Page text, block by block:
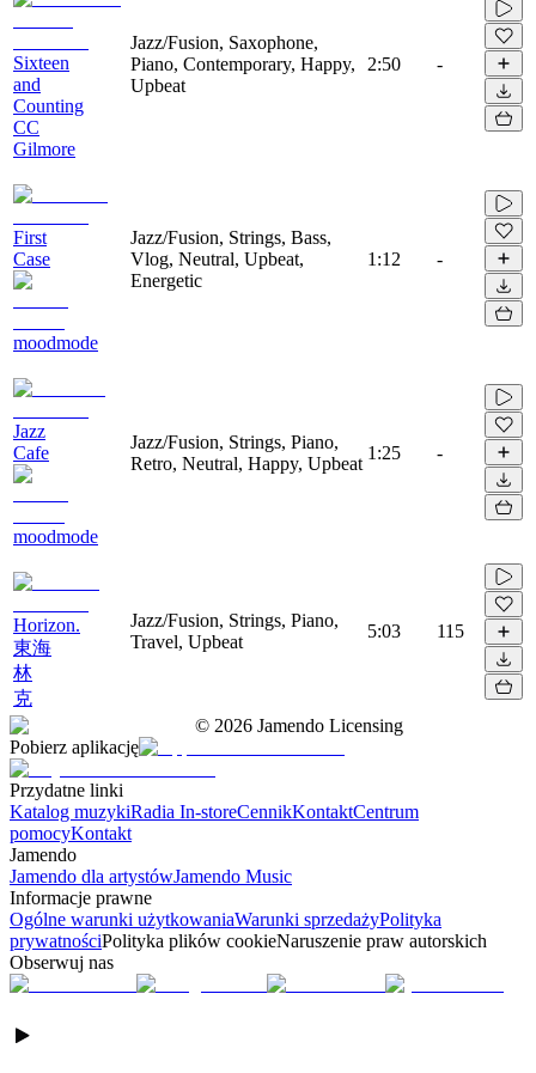
Sixteen
and
Counting
CC
Gilmore
Jazz/Fusion, Saxophone,
Piano, Contemporary, Happy,
Upbeat
2:50 -
First
Case
moodmode
Jazz/Fusion, Strings, Bass,
Vlog, Neutral, Upbeat,
Energetic
1:12 -
Jazz
Cafe
moodmode
Jazz/Fusion, Strings, Piano,
Retro, Neutral, Happy, Upbeat
1:25 -
Horizon.
東海
林
克
Jazz/Fusion, Strings, Piano,
Travel, Upbeat
5:03 115
© 2026 Jamendo Licensing
Pobierz aplikację
Przydatne linki
Katalog muzykiRadia In-storeCennikKontaktCentrum
pomocyKontakt
Jamendo
Jamendo dla artystówJamendo Music
Informacje prawne
Ogólne warunki użytkowaniaWarunki sprzedażyPolityka
prywatnościPolityka plików cookieNaruszenie praw autorskich
Obserwuj nas